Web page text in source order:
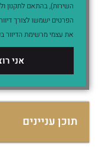
השירות), בהתאם לתקנון
את עצמי מרשימת הדיוור
אני
תוכן עניינים